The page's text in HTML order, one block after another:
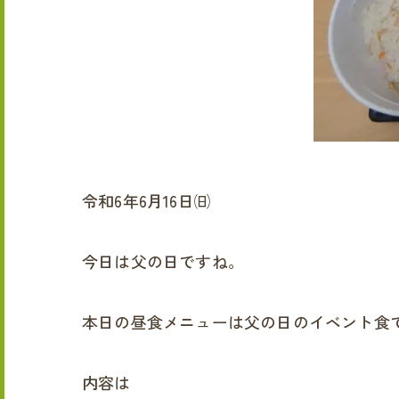
令和6年6月16日㈰
今日は父の日ですね。
本日の昼食メニューは父の日のイベント食
内容は